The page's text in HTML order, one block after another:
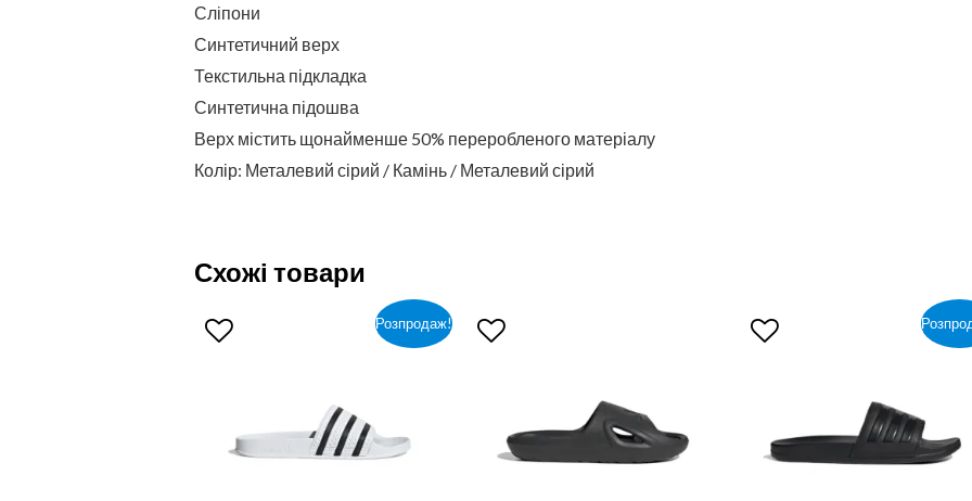
Сліпони
Синтетичний верх
Текстильна підкладка
Синтетична підошва
Верх містить щонайменше 50% переробленого матеріалу
Колір: Металевий сірий / Камінь / Металевий сірий
Схожі товари
Розпродаж!